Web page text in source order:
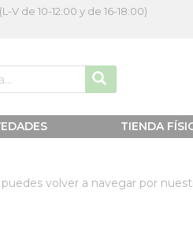
V de 10-12:00 y de 16-18:00)
TIENDA
volver a navegar por